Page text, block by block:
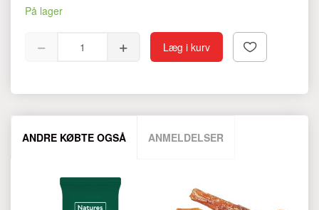
På lager
Læg i kurv
ANDRE KØBTE OGSÅ ANMELDELSER